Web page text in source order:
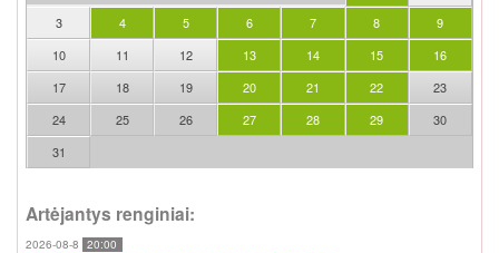
3
4 5 6 7 8
9
10
11 12 13 14 15
16
17
18 19 20 21 22
23
24
25 26 27 28 29
30
31
Artėjantys renginiai:
2026-08-8 20:00